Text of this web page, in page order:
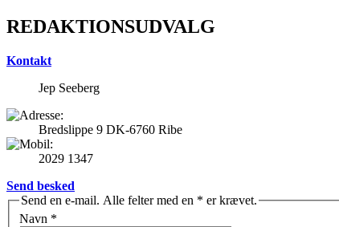
REDAKTIONSUDVALG
Kontakt
Jep Seeberg
Bredslippe 9 DK-6760 Ribe
2029 1347
Send besked
Send en e-mail. Alle felter med en * er krævet.
Navn *